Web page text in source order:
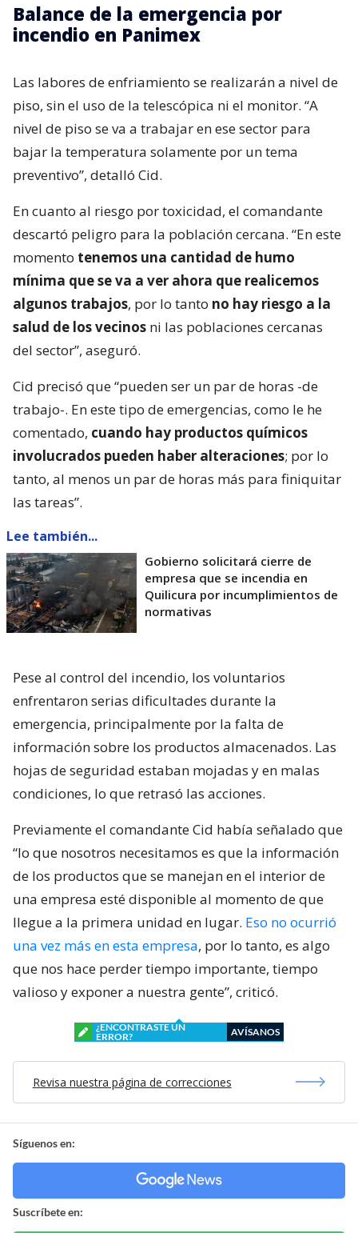
Balance de la emergencia por
incendio en Panimex
Las labores de enfriamiento se realizarán a nivel de
piso, sin el uso de la telescópica ni el monitor. “A
nivel de piso se va a trabajar en ese sector para
bajar la temperatura solamente por un tema
preventivo”, detalló Cid.
En cuanto al riesgo por toxicidad, el comandante
descartó peligro para la población cercana. “En este
momento tenemos una cantidad de humo
mínima que se va a ver ahora que realicemos
algunos trabajos, por lo tanto no hay riesgo a la
salud de los vecinos ni las poblaciones cercanas
del sector”, aseguró.
Cid precisó que “pueden ser un par de horas -de
trabajo-. En este tipo de emergencias, como le he
comentado, cuando hay productos químicos
involucrados pueden haber alteraciones; por lo
tanto, al menos un par de horas más para finiquitar
las tareas”.
Lee también...
Gobierno solicitará cierre de
empresa que se incendia en
Quilicura por incumplimientos de
normativas
Pese al control del incendio, los voluntarios
enfrentaron serias dificultades durante la
emergencia, principalmente por la falta de
información sobre los productos almacenados. Las
hojas de seguridad estaban mojadas y en malas
condiciones, lo que retrasó las acciones.
Previamente el comandante Cid había señalado que
“lo que nosotros necesitamos es que la información
de los productos que se manejan en el interior de
una empresa esté disponible al momento de que
llegue a la primera unidad en lugar. Eso no ocurrió
una vez más en esta empresa, por lo tanto, es algo
que nos hace perder tiempo importante, tiempo
valioso y exponer a nuestra gente”, criticó.
¿ENCONTRASTE UN
ERROR?
AVÍSANOS
Revisa nuestra página de correcciones
Síguenos en:
Suscríbete en: